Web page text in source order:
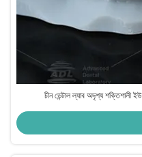
চীন ডেন্টাল ল্যাব অদৃশ্য শক্তিশালী